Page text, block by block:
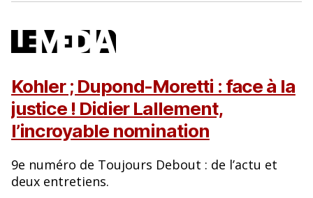
Kohler ; Dupond-Moretti : face à la
justice ! Didier Lallement,
l’incroyable nomination
9e numéro de Toujours Debout : de l’actu et
deux entretiens.